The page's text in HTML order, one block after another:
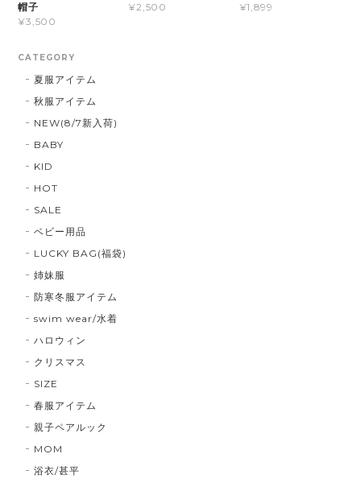
帽子
¥3,500
¥2,500
¥1,899
CATEGORY
夏服アイテム
秋服アイテム
NEW(8/7新入荷)
BABY
KID
HOT
SALE
ベビー用品
LUCKY BAG(福袋)
姉妹服
防寒冬服アイテム
swim wear/水着
ハロウィン
クリスマス
SIZE
春服アイテム
親子ペアルック
MOM
浴衣/甚平